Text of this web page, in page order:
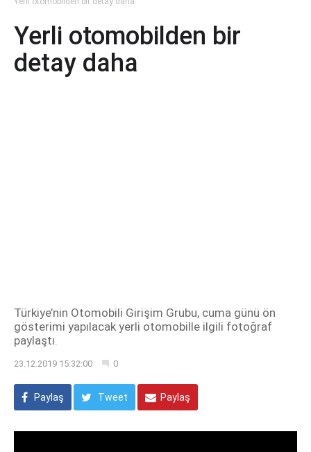
Yerli otomobilden bir
detay daha
Türkiye’nin Otomobili Girişim Grubu, cuma günü ön
gösterimi yapılacak yerli otomobille ilgili fotoğraf
paylaştı.
23.12.2019 15:32:00 0
Paylaş Tweet Paylaş